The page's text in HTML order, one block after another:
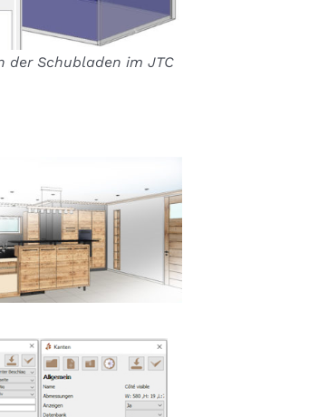
der Schubladen im JTC